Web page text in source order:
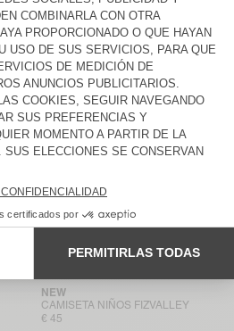
CAMISETA NIÑOS FIZVALLEY
NEW
CAMISETA NIÑOS PYMAZ
BACK IN STOCK
€ 35
CAMISETA NIÑOS GIXY
CAMISETA NIÑOS SONOMA
BACK IN STOCK
CAMISETA NIÑOS FIZVALLEY
NEW
€ 45